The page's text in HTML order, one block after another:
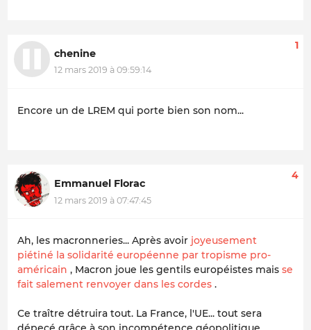
chenine
12 mars 2019 à 09:59:14
1
Encore un de LREM qui porte bien son nom...
Emmanuel Florac
12 mars 2019 à 07:47:45
4
Ah, les macronneries... Après avoir joyeusement
piétiné la solidarité européenne par tropisme pro-
américain , Macron joue les gentils européistes mais se
fait salement renvoyer dans les cordes .
Ce traître détruira tout. La France, l'UE... tout sera